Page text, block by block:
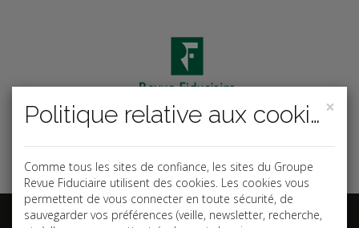
Code ouvrage OK
Espace abonnés
×
Politique relative aux cookies
Comme tous les sites de confiance, les sites du Groupe
Revue Fiduciaire utilisent des cookies. Les cookies vous
permettent de vous connecter en toute sécurité, de
sauvegarder vos préférences (veille, newsletter, recherche,